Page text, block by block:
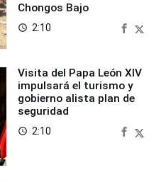
Chongos Bajo
access_time 2:10
Visita del Papa León XIV
impulsará el turismo y
gobierno alista plan de
seguridad
access_time 2:10